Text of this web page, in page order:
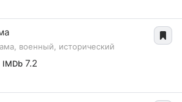
военный, исторический
IMDb 7.2